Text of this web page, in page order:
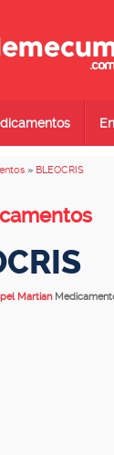
» BLEOCRIS
Martian